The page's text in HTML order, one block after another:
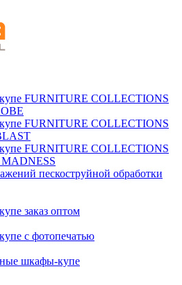
FURNITURE COLLECTIONS
FURNITURE COLLECTIONS
FURNITURE COLLECTIONS
пескоструйной обработки
заказ оптом
с фотопечатью
шкафы-купе